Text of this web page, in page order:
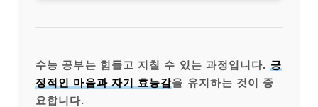
수능 공부는 힘들고 지칠 수 있는 과정입니다. 긍
정적인 마음과 자기 효능감을 유지하는 것이 중
요합니다.